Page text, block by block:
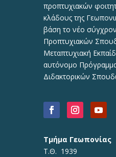
προπτυχιακών
κλάδους της
βάση το νέο
Προπτυχιακών
Μεταπτυχιακή
αυτόνομο
Διδακτορικών
Τμήμα Γεωπονίας
Τ.Θ. 1939